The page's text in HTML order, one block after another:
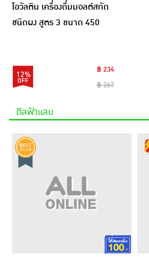
โอวัลติน เครื่องดื่มมอลต์สกัด
ชนิดผง สูตร 3 ขนาด 450
12%
฿ 234
฿ 267
ดีลฟ้าแลบ